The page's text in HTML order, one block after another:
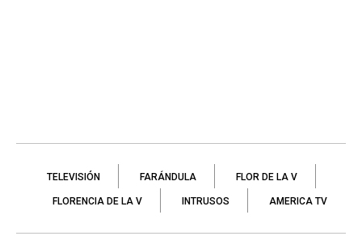
TELEVISIÓN FARÁNDULA FLOR DE LA V
FLORENCIA DE LA V INTRUSOS AMERICA TV